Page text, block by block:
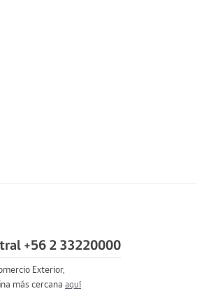
+56 2 33220000
Exterior,
más cercana aquí